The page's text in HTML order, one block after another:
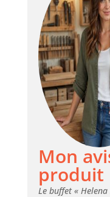
Mon
produit
Le buffet «